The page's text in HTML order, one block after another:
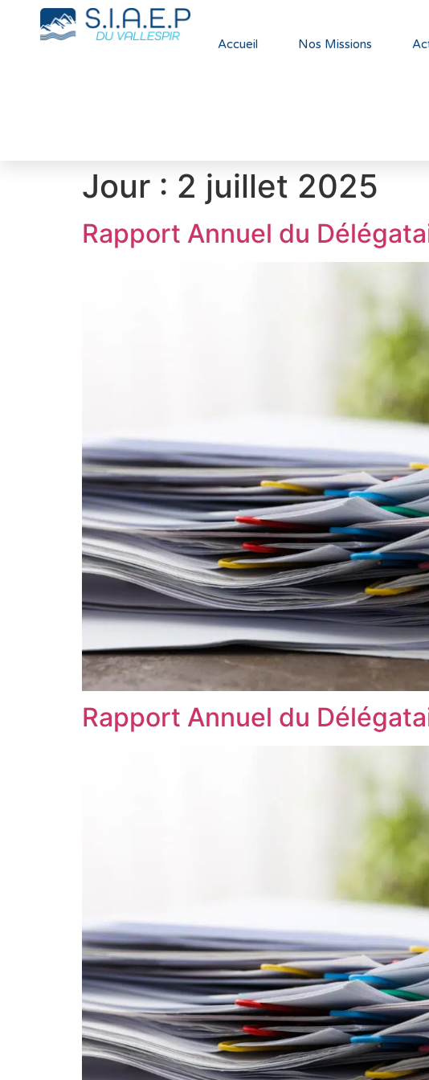
Accueil Nos Missions
Jour : 2 juillet 2025
Rapport Annuel du
Rapport Annuel du